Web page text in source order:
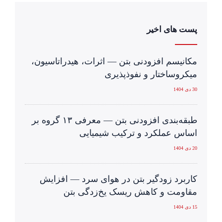
پست های اخیر
مکانیسم افزودنی‌ بتن — اثرات، هیدراتاسیون،
میکروساختار و نفوذپذیری
30 دی 1404
طبقه‌بندی افزودنی بتن — معرفی ۱۳ گروه بر
اساس عملکرد و ترکیب شیمیایی
20 دی 1404
کاربرد زودگیر بتن در هوای سرد — افزایش
مقاومت و کاهش ریسک یخ‌زدگی بتن
15 دی 1404